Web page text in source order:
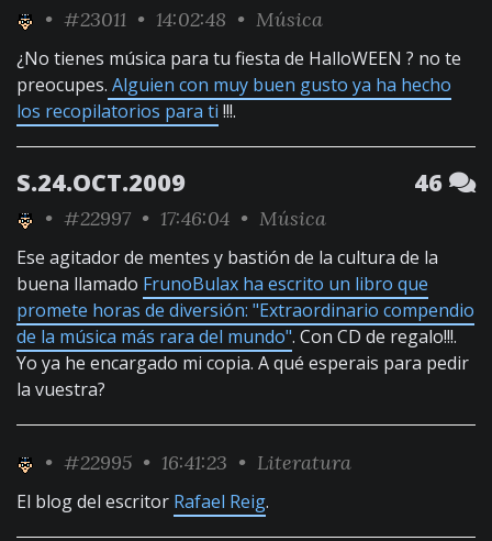
• #23011 • 14:02:48 • Música
¿No tienes música para tu fiesta de HalloWEEN ? no te
preocupes. Alguien con muy buen gusto ya ha hecho
los recopilatorios para ti !!!.
S.24.OCT.2009 46
• #22997 • 17:46:04 • Música
Ese agitador de mentes y bastión de la cultura de la
buena llamado FrunoBulax ha escrito un libro que
promete horas de diversión: "Extraordinario compendio
de la música más rara del mundo". Con CD de regalo!!!.
Yo ya he encargado mi copia. A qué esperais para pedir
la vuestra?
• #22995 • 16:41:23 • Literatura
El blog del escritor Rafael Reig.